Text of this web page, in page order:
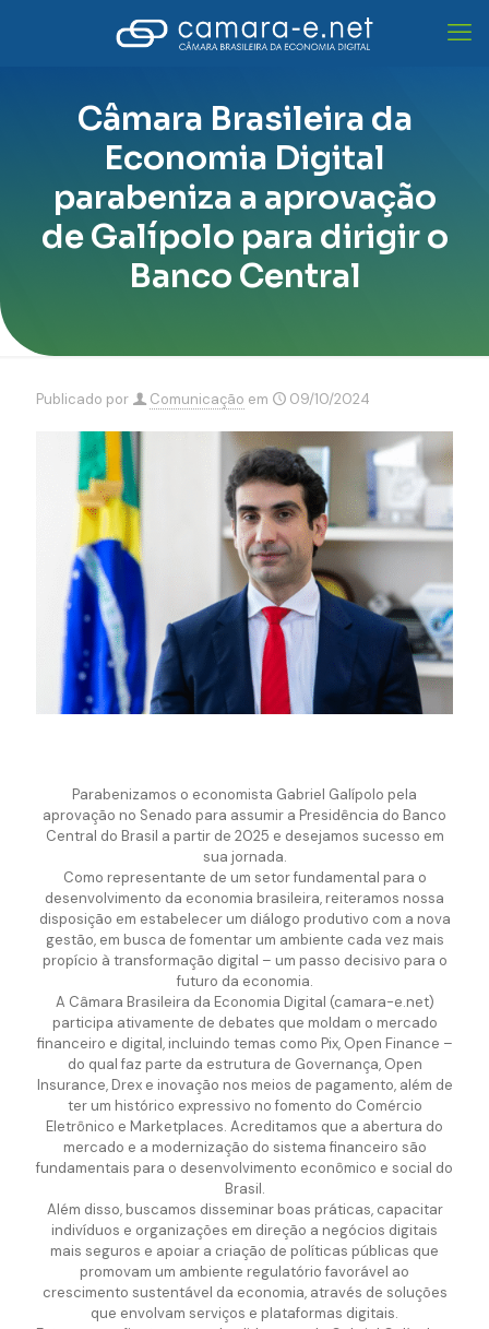
Câmara Brasileira da
Economia Digital
parabeniza a aprovação
de Galípolo para dirigir o
Banco Central
Publicado por Comunicação em 09/10/2024
Parabenizamos o economista Gabriel Galípolo pela
aprovação no Senado para assumir a Presidência do Banco
Central do Brasil a partir de 2025 e desejamos sucesso em
sua jornada.
Como representante de um setor fundamental para o
desenvolvimento da economia brasileira, reiteramos nossa
disposição em estabelecer um diálogo produtivo com a nova
gestão, em busca de fomentar um ambiente cada vez mais
propício à transformação digital – um passo decisivo para o
futuro da economia.
A Câmara Brasileira da Economia Digital (camara-e.net)
participa ativamente de debates que moldam o mercado
financeiro e digital, incluindo temas como Pix, Open Finance –
do qual faz parte da estrutura de Governança, Open
Insurance, Drex e inovação nos meios de pagamento, além de
ter um histórico expressivo no fomento do Comércio
Eletrônico e Marketplaces. Acreditamos que a abertura do
mercado e a modernização do sistema financeiro são
fundamentais para o desenvolvimento econômico e social do
Brasil.
Além disso, buscamos disseminar boas práticas, capacitar
indivíduos e organizações em direção a negócios digitais
mais seguros e apoiar a criação de políticas públicas que
promovam um ambiente regulatório favorável ao
crescimento sustentável da economia, através de soluções
que envolvam serviços e plataformas digitais.